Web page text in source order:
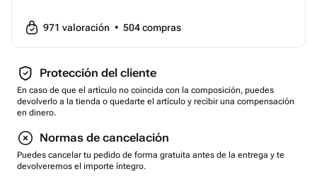
971 valoración • 504compras
Protección del cliente
En caso de que el artículo no coincida con la composición, puedes
devolverlo a la tienda o quedarte el artículo y recibir una compensación
en dinero.
Normas de cancelación
Puedes cancelar tu pedido de forma gratuita antes de la entrega y te
devolveremos el importe íntegro.